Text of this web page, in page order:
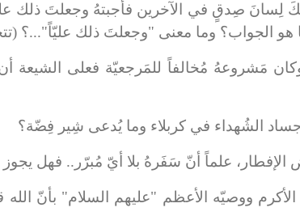
(وسألكَ لِسانَ صِدقٍ في الآخرين فأجبتهُ وجعلتَ
الجواب؟ وما معنى "وجعلتَ ذلك عليّاً"...؟
وكان مَشروعهُ مُخالفاً للمَرجعيّة فعلى
الأكرم ووصيّه الأعظم "عليهم السلام" بأنّ